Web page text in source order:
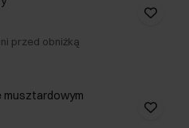
przed obniżką
musztardowym